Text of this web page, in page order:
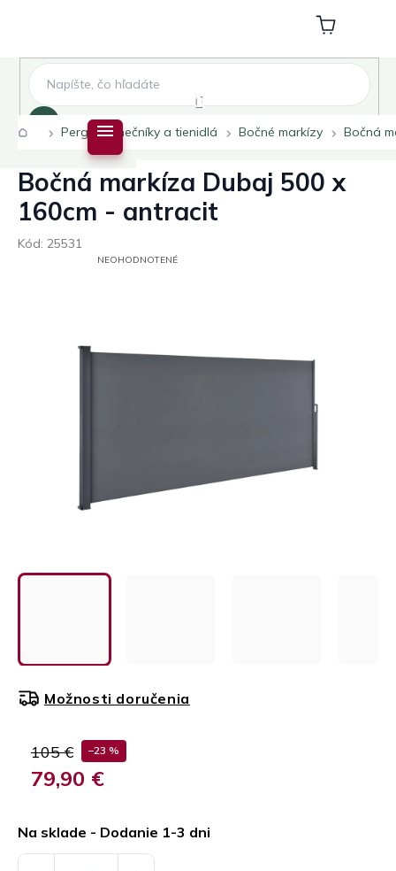
Nákupný
košík
Domov
Pergoly slnečníky a tienidlá Bočné markízy Bočná
Bočná markíza Dubaj 500 x
160cm - antracit
Kód: 25531
PRIEMERNÉ
HVIEZDIČIEK.
NEOHODNOTENÉ
105 € –23 %
79,90 €
cena:
Na sklade - Dodanie 1-3 dni
Možnosti doručenia